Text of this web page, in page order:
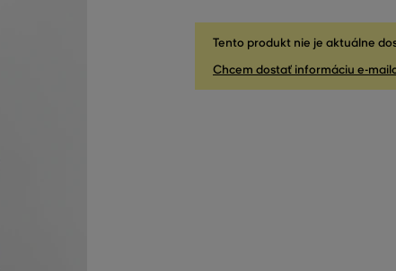
Tento produkt nie je aktuálne
Chcem dostať informáciu e-